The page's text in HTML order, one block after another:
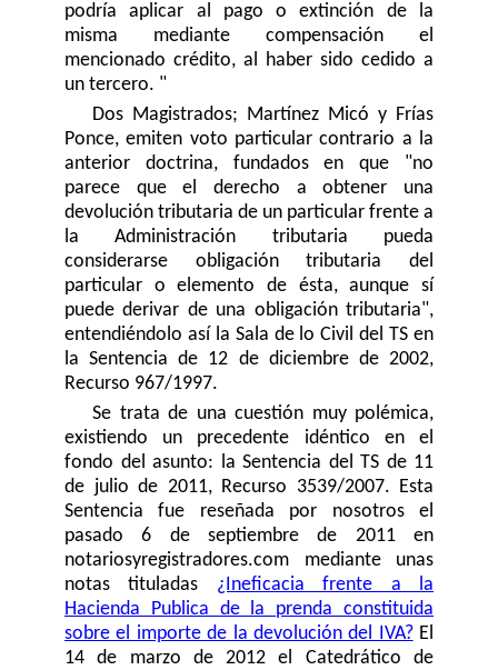
podría aplicar al pago o extinción de la
misma mediante compensación el
mencionado crédito, al haber sido cedido a
un tercero. "
Dos Magistrados; Martínez Micó y Frías
Ponce, emiten voto particular contrario a la
anterior doctrina, fundados en que "no
parece que el derecho a obtener una
devolución tributaria de un particular frente a
la Administración tributaria pueda
considerarse obligación tributaria del
particular o elemento de ésta, aunque sí
puede derivar de una obligación tributaria",
entendiéndolo así la Sala de lo Civil del TS en
la Sentencia de 12 de diciembre de 2002,
Recurso 967/1997.
Se trata de una cuestión muy polémica,
existiendo un precedente idéntico en el
fondo del asunto: la Sentencia del TS de 11
de julio de 2011, Recurso 3539/2007. Esta
Sentencia fue reseñada por nosotros el
pasado 6 de septiembre de 2011 en
notariosyregistradores.com mediante unas
notas tituladas ¿Ineficacia frente a la
Hacienda Publica de la prenda constituida
sobre el importe de la devolución del IVA?El
14 de marzo de 2012 el Catedrático de